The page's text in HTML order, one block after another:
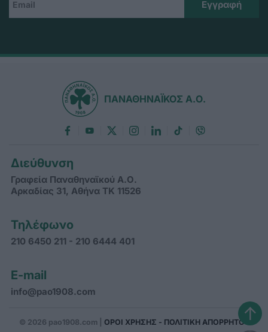
ΠΑΝΑΘΗΝΑΪΚΟΣ Α.Ο.
Διεύθυνση
Γραφεία Παναθηναϊκού Α.Ο.
Αρκαδίας 31, Αθήνα ΤΚ 11526
Τηλέφωνο
210 6450 211 - 210 6444 401
E-mail
info@pao1908.com
© 2026 pao1908.com | ΟΡΟΙ ΧΡΗΣΗΣ - ΠΟΛΙΤΙΚΗ ΑΠΟΡΡΗΤΟΥ↑